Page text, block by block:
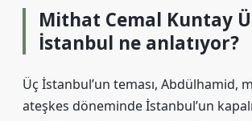
Mithat Cemal Kuntay
İstanbul ne anlatıyor?
Üç İstanbul’un teması, Abdülhamid,
ateşkes döneminde İstanbul’un